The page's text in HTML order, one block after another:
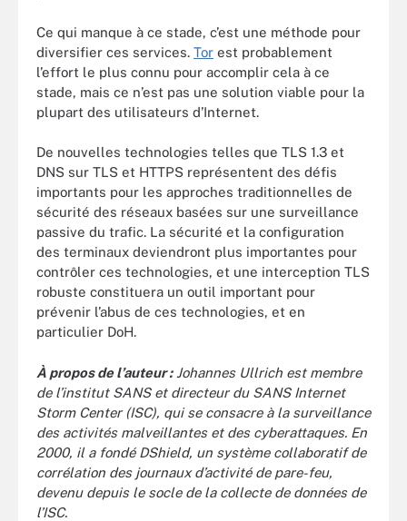
Ce qui manque à ce stade, c’est une méthode pour
diversifier ces services. Tor est probablement
l’effort le plus connu pour accomplir cela à ce
stade, mais ce n’est pas une solution viable pour la
plupart des utilisateurs d’Internet.
De nouvelles technologies telles que TLS 1.3 et
DNS sur TLS et HTTPS représentent des défis
importants pour les approches traditionnelles de
sécurité des réseaux basées sur une surveillance
passive du trafic. La sécurité et la configuration
des terminaux deviendront plus importantes pour
contrôler ces technologies, et une interception TLS
robuste constituera un outil important pour
prévenir l’abus de ces technologies, et en
particulier DoH.
À propos de l’auteur :Johannes Ullrich est membre
de l’institut SANS et directeur du SANS Internet
Storm Center (ISC), qui se consacre à la surveillance
des activités malveillantes et des cyberattaques. En
2000, il a fondé DShield, un système collaboratif de
corrélation des journaux d’activité de pare-feu,
devenu depuis le socle de la collecte de données de
l’ISC.